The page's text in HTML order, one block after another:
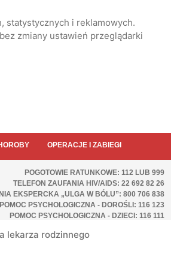
statystycznych i reklamowych.
zmiany ustawień przeglądarki
OPERACJE I ZABIEGI
POGOTOWIE RATUNKOWE: 112 LUB 999
TELEFON ZAUFANIA HIV/AIDS: 22 692 82 26
EKSPERCKA „ULGA W BÓLU”: 800 706 838
POMOC PSYCHOLOGICZNA - DOROŚLI: 116 123
POMOC PSYCHOLOGICZNA - DZIECI: 116 111
lekarza rodzinnego